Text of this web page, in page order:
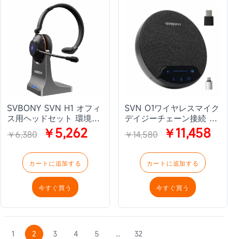
SVBONY SVN H1 オフィ
ス用ヘッドセット 環境ノ
イズキャンセリング技術
120g軽量 270°回転ジョイ
ス 在宅勤務 通話
￥6,380 ￥5,262
カートに追加する
今すぐ買う
SVN O1ワイヤレスマイク
デイジーチェーン接続 オ
ンライン会議・セミナ
ー 8～30名規模の中大会
￥14,580 ￥11,458
カートに追加する
今すぐ買う
1 2 3 4 5 ... 32